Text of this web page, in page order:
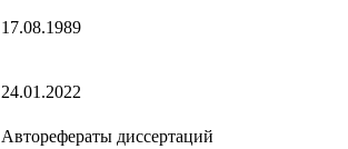
17.08.1989
24.01.2022
Авторефераты диссертаций